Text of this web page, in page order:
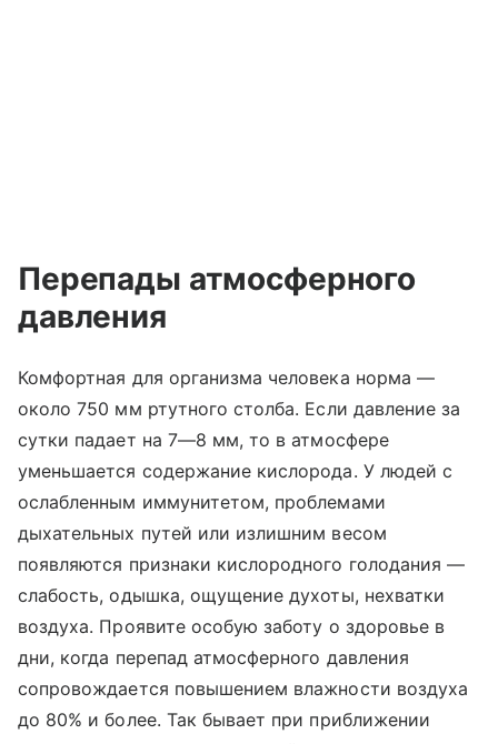
Перепады атмосферного
давления
Комфортная для организма человека норма —
около 750 мм ртутного столба. Если давление за
сутки падает на 7—8 мм, то в атмосфере
уменьшается содержание кислорода. У людей с
ослабленным иммунитетом, проблемами
дыхательных путей или излишним весом
появляются признаки кислородного голодания —
слабость, одышка, ощущение духоты, нехватки
воздуха. Проявите особую заботу о здоровье в
дни, когда перепад атмосферного давления
сопровождается повышением влажности воздуха
до 80% и более. Так бывает при приближении